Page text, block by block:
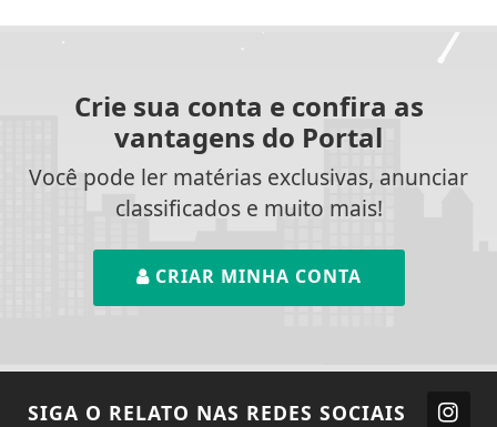
Crie sua conta e confira as
vantagens do Portal
Você pode ler matérias exclusivas, anunciar
classificados e muito mais!
CRIAR MINHA CONTA
SIGA O RELATO NAS REDES SOCIAIS